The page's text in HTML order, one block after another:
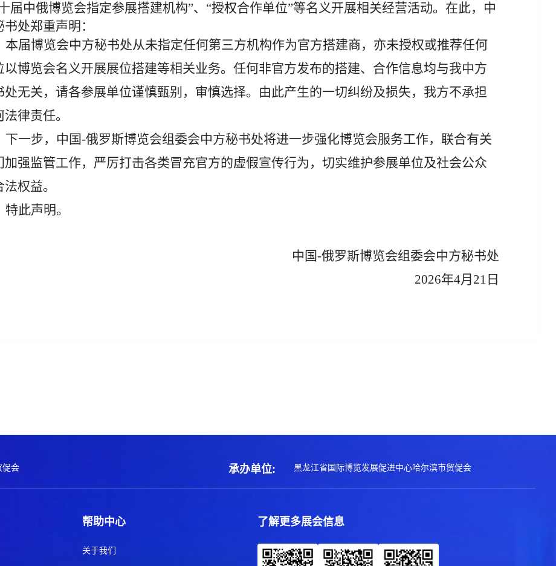
届中俄博览会指定参展搭建机构”、 “授权合作单位”等名义开展相关经营活动。在此， 中
书处郑重声明：
本届博览会中方秘书处从未指定任何第三方机构作为官方搭建商，亦未授权或推荐任何
以博览会名义开展展位搭建等相关业务。任何非官方发布的搭建、合作信息均与我中方
处无关， 请各参展单位谨慎甄别，审慎选择。 由此产生的一切纠纷及损失，我方不承担
律责任。
下一步， 中国-俄罗斯博览会组委会中方秘书处将进一步强化博览会服务工作，联合有关
加强监管工作，严厉打击各类冒充官方的虚假宣传行为，切实维护参展单位及社会公众
权益。
特此声明。
中国-俄罗斯博览会组委会中方秘书处
2026年4月 21 日
促会 承办单位: 黑龙江省国际博览发展促进中心哈尔滨市贸促会
帮助中心
关于我们
了解更多展会信息